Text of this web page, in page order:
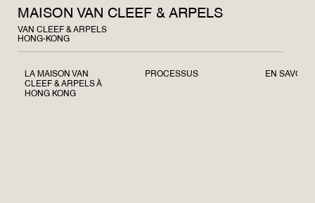
MAISON VAN CLEEF & ARPELS
VAN CLEEF & ARPELS
HONG-KONG
LA MAISON VAN
CLEEF & ARPELS À
HONG KONG
PROCESSUS EN SAVOIR